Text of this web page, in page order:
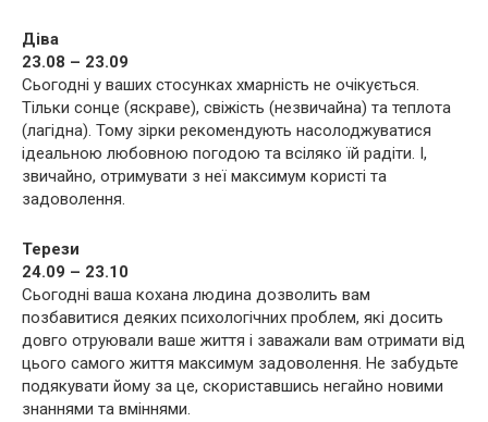
Діва
23.08 – 23.09
Сьогодні у ваших стосунках хмарність не очікується.
Тільки сонце (яскраве), свіжість (незвичайна) та теплота
(лагідна). Тому зірки рекомендують насолоджуватися
ідеальною любовною погодою та всіляко їй радіти. І,
звичайно, отримувати з неї максимум користі та
задоволення.
Терези
24.09 – 23.10
Сьогодні ваша кохана людина дозволить вам
позбавитися деяких психологічних проблем, які досить
довго отруювали ваше життя і заважали вам отримати від
цього самого життя максимум задоволення. Не забудьте
подякувати йому за це, скориставшись негайно новими
знаннями та вміннями.